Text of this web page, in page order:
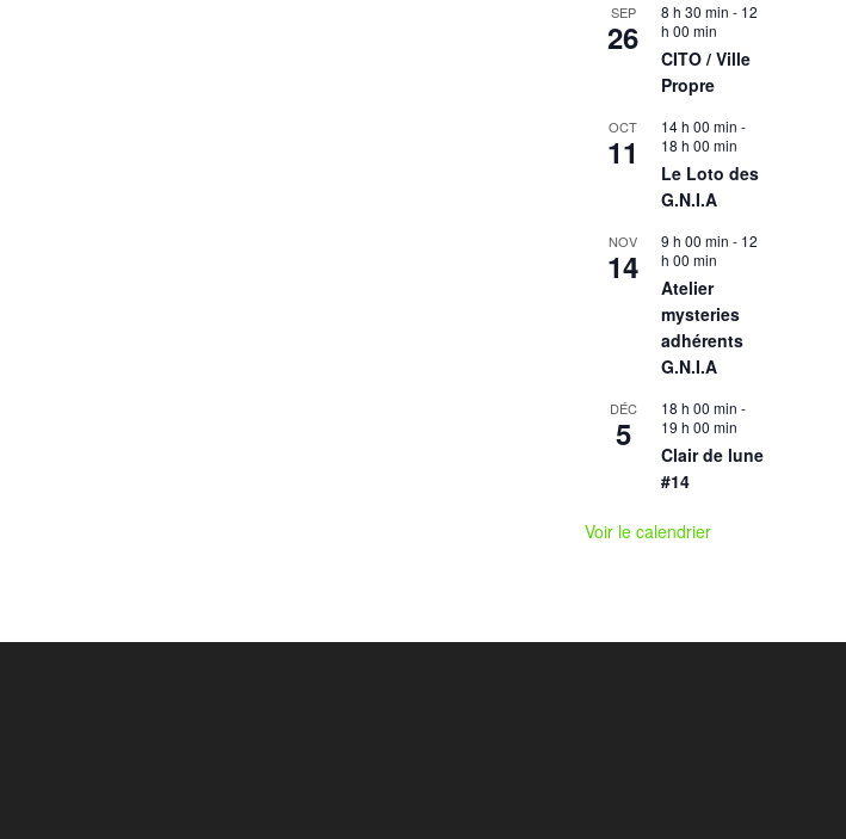
SEP
26
8 h 30 min - 12
h 00 min
CITO / Ville
Propre
OCT
11
14 h 00 min -
18 h 00 min
Le Loto des
G.N.I.A
NOV
14
9 h 00 min - 12
h 00 min
Atelier
mysteries
adhérents
G.N.I.A
DÉC
5
18 h 00 min -
19 h 00 min
Clair de lune
#14
Voir le calendrier